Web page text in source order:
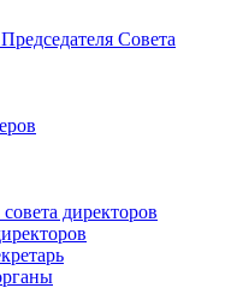
Совета
директоров